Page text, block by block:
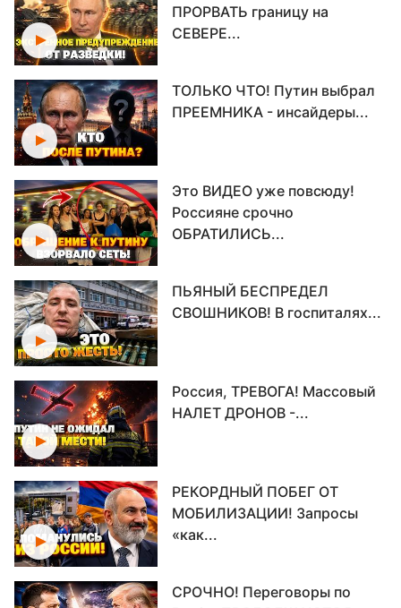
ПРОРВАТЬ границу на
СЕВЕРЕ...
ТОЛЬКО ЧТО! Путин выбрал
ПРЕЕМНИКА - инсайдеры...
Это ВИДЕО уже повсюду!
Россияне срочно
ОБРАТИЛИСЬ...
ПЬЯНЫЙ БЕСПРЕДЕЛ
СВОШНИКОВ! В госпиталях...
Россия, ТРЕВОГА! Массовый
НАЛЕТ ДРОНОВ -...
РЕКОРДНЫЙ ПОБЕГ ОТ
МОБИЛИЗАЦИИ! Запросы
«как...
СРОЧНО! Переговоры по